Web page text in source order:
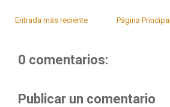
Entrada más reciente Página Principal
0 comentarios:
Publicar un comentario